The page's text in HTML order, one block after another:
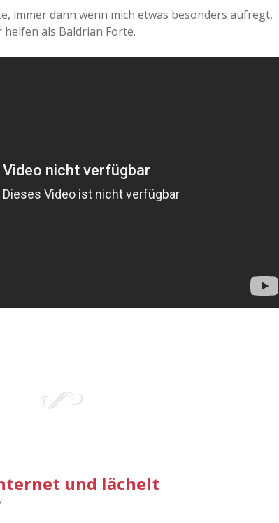
immer dann wenn mich etwas besonders aufregt,
helfen als Baldrian Forte.
und lächelt